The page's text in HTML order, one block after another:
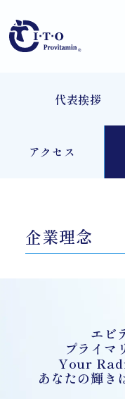
代表挨拶
アクセス
企業理念
エビ
プライマ
Your
あなたの輝き